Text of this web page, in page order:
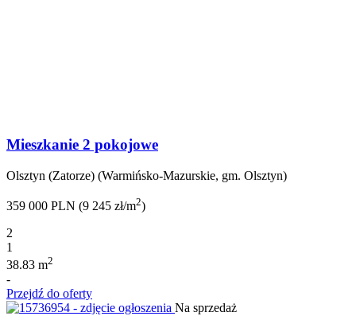
Mieszkanie 2 pokojowe
Olsztyn (Zatorze) (Warmińsko-Mazurskie, gm. Olsztyn)
359 000 PLN (9 245 zł/m2)
2
1
38.83 m2
-
Przejdź do oferty
Na sprzedaż